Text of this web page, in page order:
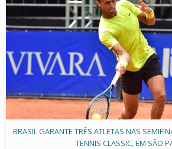
BRASIL GARANTE TRÊS ATLETAS NAS
TENNIS CLASSIC, EM SÃO